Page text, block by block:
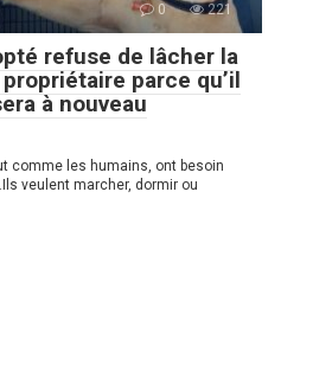
0 221
refuse de lâcher la
parce qu’il
à nouveau
comme les humains, ont besoin
veulent marcher, dormir ou